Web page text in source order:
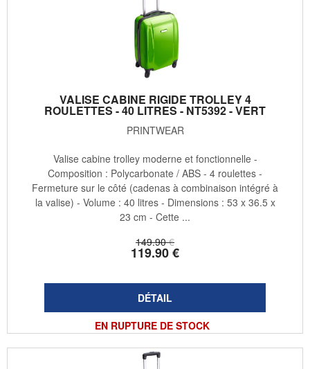
VALISE CABINE RIGIDE TROLLEY 4
ROULETTES - 40 LITRES - NT5392 - VERT
PRINTWEAR
149.90 €
119.90€
EN RUPTURE DE STOCK
Valise cabine trolley moderne et fonctionnelle -
Composition : Polycarbonate / ABS - 4 roulettes -
Fermeture sur le côté (cadenas à combinaison intégré à
la valise) - Volume : 40 litres - Dimensions : 53 x 36.5 x
23 cm - Cette ...